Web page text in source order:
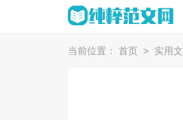
当前位置： 首页 > 实用文